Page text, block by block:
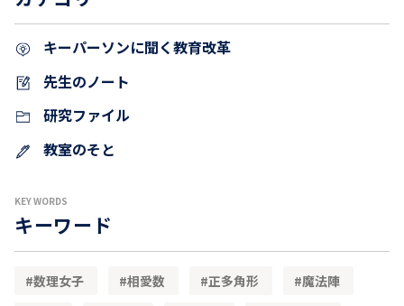
キーパーソンに聞く教育改革
先生のノート
研究ファイル
教室のそと
KEY WORDS
キーワード
数理女子 相愛数 正多角形
魔法陣